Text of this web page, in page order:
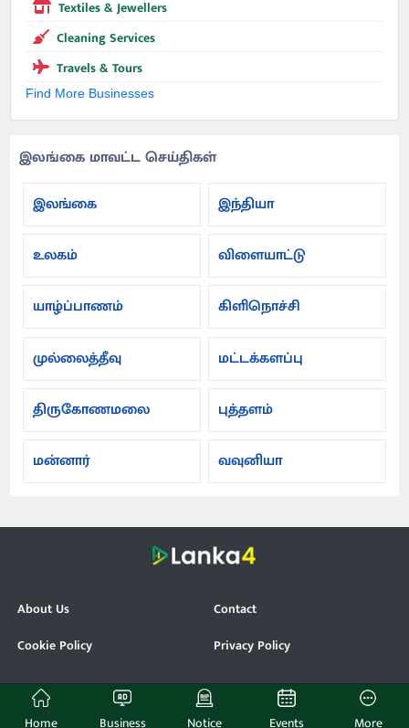
Home Business Notice Events More
Textiles & Jewellers
Cleaning Services
Travels & Tours
Find More Businesses
இலங்கை மாவட்ட செய்திகள்
இலங்கை
இந்தியா
உலகம் விளையாட்டு
யாழ்ப்பாணம் கிளிநொச்சி
முல்லைத்தீவு மட்டக்களப்பு
திருகோணமலை புத்தளம்
மன்னார் வவுனியா
About Us
Contact
Cookie Policy
Privacy Policy
© Lanka4. All Rights Reserved.